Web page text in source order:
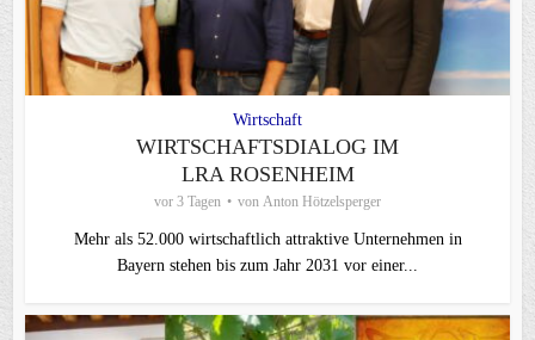
Wirtschaft
WIRTSCHAFTSDIALOG IM
LRA ROSENHEIM
vor 3 Tagen von Anton Hötzelsperger
Mehr als 52.000 wirtschaftlich attraktive Unternehmen in
Bayern stehen bis zum Jahr 2031 vor einer...